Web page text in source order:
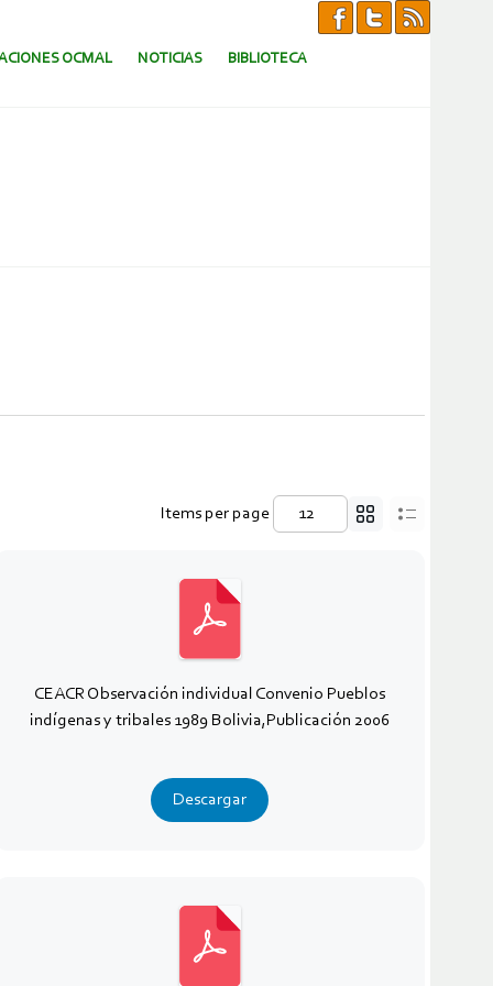
OCMAL NOTICIAS BIBLIOTECA
Items per page
CEACR Observación individual Convenio Pueblos
indígenas y tribales 1989 Bolivia,Publicación 2006
Descargar